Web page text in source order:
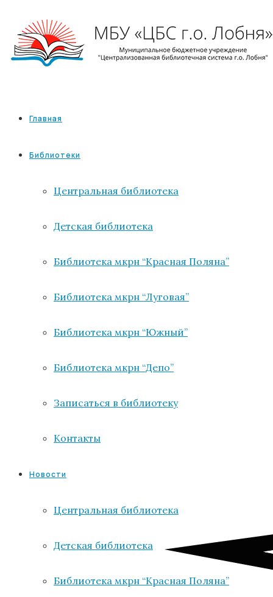
Главная
Библиотеки
Центральная библиотека
Детская библиотека
Библиотека мкрн “Красная Поляна”
Библиотека мкрн “Луговая”
Библиотека мкрн “Южный”
Библиотека мкрн “Депо”
Записаться в библиотеку
Контакты
Новости
Центральная библиотека
Детская библиотека
Библиотека мкрн “Красная Поляна”